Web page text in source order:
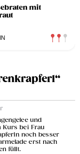
mit
und
Kurs bei Frau
noch besser
erst nach
füllt.